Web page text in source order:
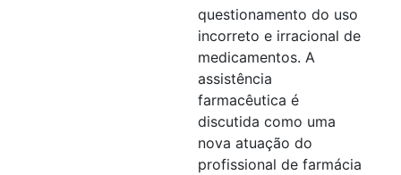
questionamento do uso
incorreto e irracional de
medicamentos. A
assistência
farmacêutica é
discutida como uma
nova atuação do
profissional de farmácia